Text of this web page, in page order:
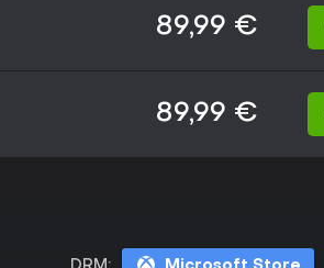
89,99 €
89,99 €